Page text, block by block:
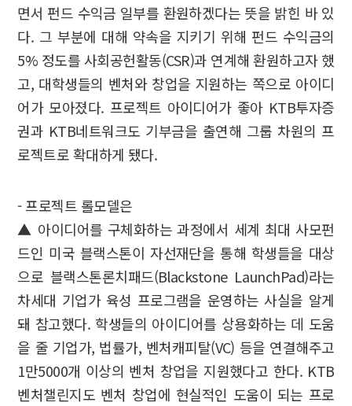
면서 펀드 수익금 일부를 환원하겠다는 뜻을 밝힌 바 있
다. 그 부분에 대해 약속을 지키기 위해 펀드 수익금의
5% 정도를 사회공헌활동(CSR)과 연계해 환원하고자 했
고, 대학생들의 벤처와 창업을 지원하는 쪽으로 아이디
어가 모아졌다. 프로젝트 아이디어가 좋아 KTB투자증
권과 KTB네트워크도 기부금을 출연해 그룹 차원의 프
로젝트로 확대하게 됐다.
- 프로젝트 롤모델은
▲ 아이디어를 구체화하는 과정에서 세계 최대 사모펀
드인 미국 블랙스톤이 자선재단을 통해 학생들을 대상
으로 블랙스톤론치패드(Blackstone LaunchPad)라는
차세대 기업가 육성 프로그램을 운영하는 사실을 알게
돼 참고했다. 학생들의 아이디어를 상용화하는 데 도움
을 줄 기업가, 법률가, 벤처캐피탈(VC) 등을 연결해주고
1만5000개 이상의 벤처 창업을 지원했다고 한다. KTB
벤처챌린지도 벤처 창업에 현실적인 도움이 되는 프로